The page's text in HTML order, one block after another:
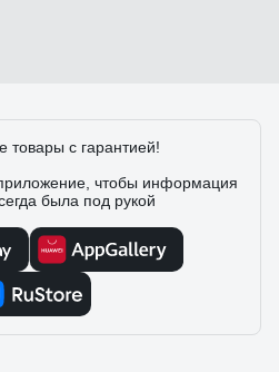
товары с гарантией!
чтобы информация
была под рукой